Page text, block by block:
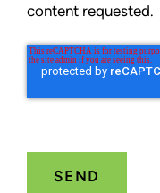
content requested.